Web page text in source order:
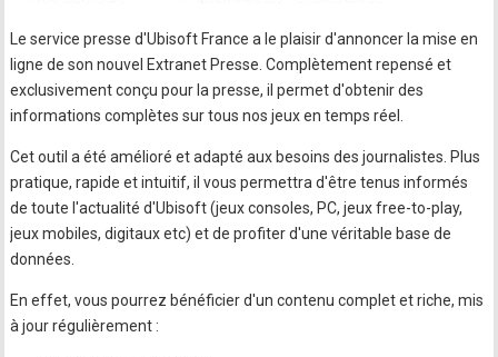
Le service presse d'Ubisoft France a le plaisir d'annoncer la mise en
ligne de son nouvel Extranet Presse. Complètement repensé et
exclusivement conçu pour la presse, il permet d'obtenir des
informations complètes sur tous nos jeux en temps réel.
Cet outil a été amélioré et adapté aux besoins des journalistes. Plus
pratique, rapide et intuitif, il vous permettra d'être tenus informés
de toute l'actualité d'Ubisoft (jeux consoles, PC, jeux free-to-play,
jeux mobiles, digitaux etc) et de profiter d'une véritable base de
données.
En effet, vous pourrez bénéficier d'un contenu complet et riche, mis
à jour régulièrement :